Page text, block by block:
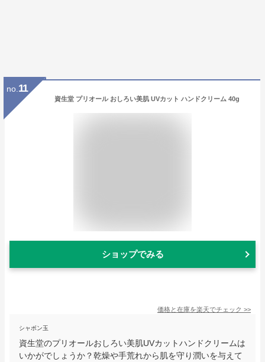
no. 11
資生堂 プリオール おしろい美肌 UVカット ハンドクリーム 40g
ショップでみる
価格と在庫を楽天でチェック >>
シャボン玉
資生堂のプリオールおしろい美肌UVカットハンドクリームは
いかがでしょうか？乾燥や手荒れから肌を守り潤いを与えて